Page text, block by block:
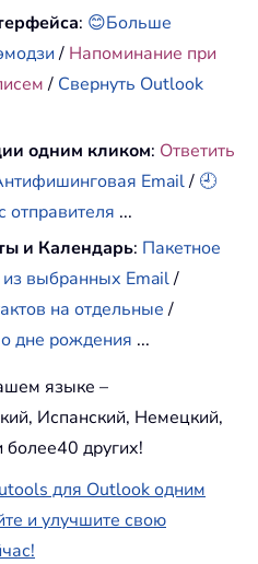
: 😊Больше
/ Напоминание при
/ Свернуть Outlook
одним кликом: Ответить
Email/ 🕘
отправителя ...
и Календарь: Пакетное
из выбранных Email/
на отдельные/
дне рождения ...
языке –
Испанский, Немецкий,
более40 других!
для Outlook одним
и улучшите свою